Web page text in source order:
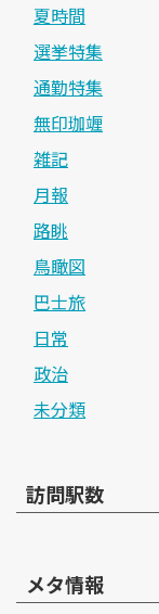
夏時間
選挙特集
通勤特集
無印珈竰
雑記
月報
路眺
鳥瞰図
巴士旅
日常
政治
未分類
訪問駅数
メタ情報